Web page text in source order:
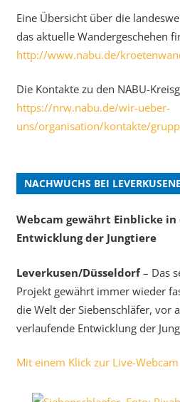
Eine Übersicht über die
das aktuelle Wandergeschehen
http://www.nabu.de/
Die Kontakte zu den NABU-
https://nrw.nabu.de/wir-ueber-
uns/organisation/kontakte/
NACHWUCHS BEI
Webcam gewährt Einblicke
Entwicklung der Jungtiere
Leverkusen/Düsseldorf– Das
Projekt gewährt immer wieder
die Welt der Siebenschläfer, vor
verlaufende Entwicklung der
Mit einem Klick zur Live-Webcam